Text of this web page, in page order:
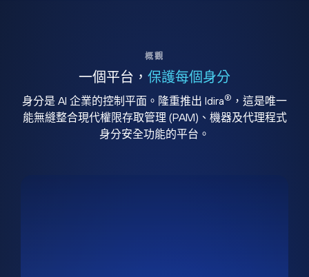
概觀
一個平台， 保護每個身分
身分是 AI 企業的控制平面。隆重推出 Idira® ，這是唯一
能無縫整合現代權限存取管理 (PAM)、機器及代理程式
身分安全功能的平台。